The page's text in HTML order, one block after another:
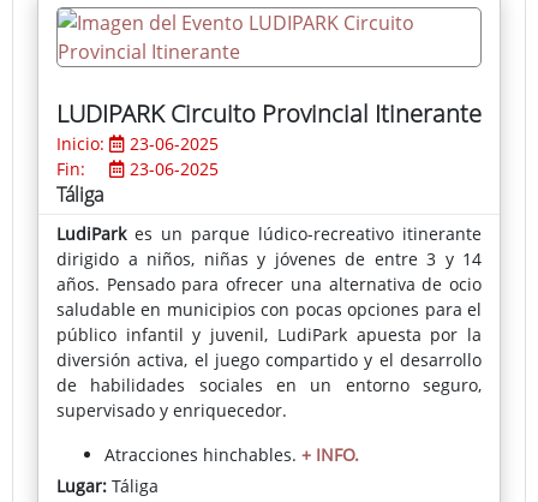
LUDIPARK Circuito Provincial Itinerante
Inicio:
23-06-2025
Fin:
23-06-2025
Táliga
LudiParkes un parque lúdico-recreativo itinerante
dirigido a niños, niñas y jóvenes de entre 3 y 14
años. Pensado para ofrecer una alternativa de ocio
saludable en municipios con pocas opciones para el
público infantil y juvenil, LudiPark apuesta por la
diversión activa, el juego compartido y el desarrollo
de habilidades sociales en un entorno seguro,
supervisado y enriquecedor.
Atracciones hinchables. + INFO.
Lugar: Táliga